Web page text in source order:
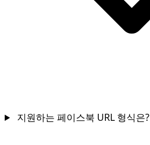
지원하는 페이스북 URL 형식은?